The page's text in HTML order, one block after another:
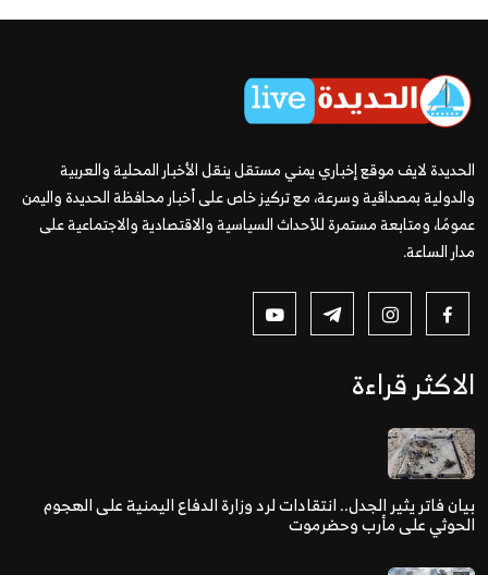
الحديدة لايف موقع إخباري يمني مستقل ينقل الأخبار المحلية والعربية
والدولية بمصداقية وسرعة، مع تركيز خاص على أخبار محافظة الحديدة واليمن
عمومًا، ومتابعة مستمرة للأحداث السياسية والاقتصادية والاجتماعية على
مدار الساعة.
الاكثر قراءة
بيان فاتر يثير الجدل.. انتقادات لرد وزارة الدفاع اليمنية على الهجوم
الحوثي على مأرب وحضرموت